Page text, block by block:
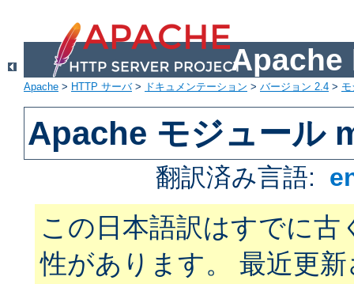
Apache
Apache > HTTP サーバ> ドキュメンテーション > バージョン 2.4 >
Apache モジュール
翻訳済み言語:
この日本語訳はすでに古
性があります。 最近更